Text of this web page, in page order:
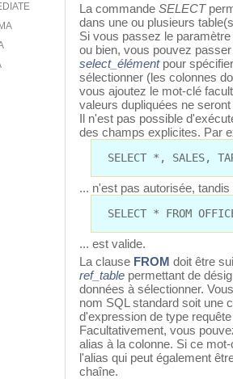
La commande SELECT
dans une ou plusieurs
Si vous passez le
ou bien, vous pouvez
select_élémentpour
sélectionner (les colonnes
vous ajoutez le mot-clé
valeurs dupliquées ne
Il n'est pas possible
des champs explicites. Par
SELECT *, SALES,
... n'est pas autorisée, tandis
SELECT * FROM
... est valide.
La clause FROM doit être
ref_table permettant de
données à sélectionner.
nom SQL standard soit une
d'expression de type
Facultativement, vous
alias à la colonne. Si ce
l'alias qui peut également
chaîne.